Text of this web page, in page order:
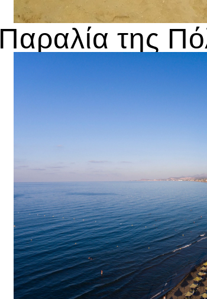
Παραλία της